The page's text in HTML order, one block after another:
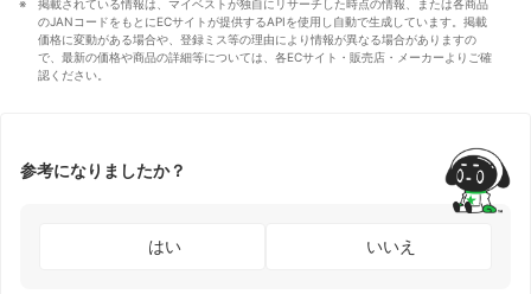
掲載されている情報は、マイベストが独自にリサーチした時点の情報、または各商品
のJANコードをもとにECサイトが提供するAPIを使用し自動で生成しています。掲載
価格に変動がある場合や、登録ミス等の理由により情報が異なる場合がありますの
で、最新の価格や商品の詳細等については、各ECサイト・販売店・メーカーよりご確
認ください。
参考になりましたか？
はい いいえ